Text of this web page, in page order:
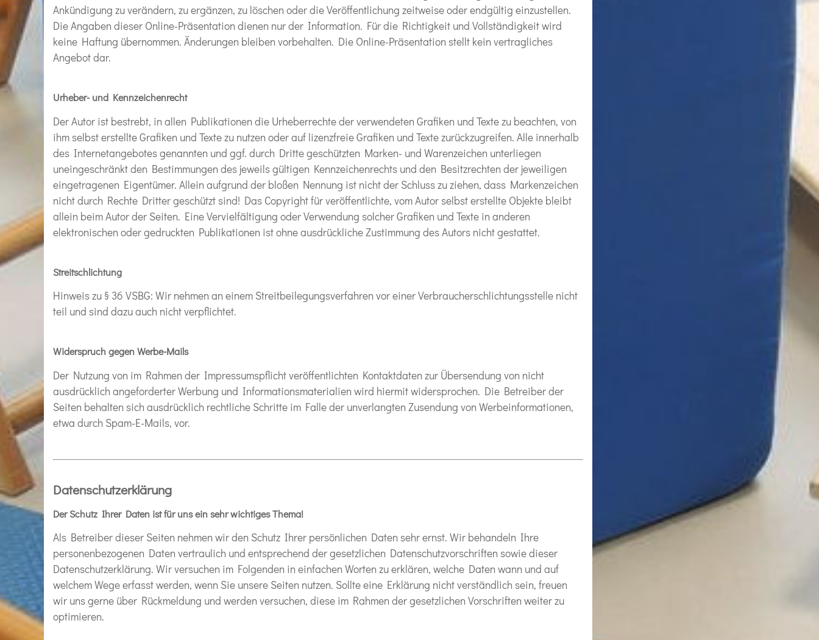
Ankündigung zu verändern, zu ergänzen, zu löschen oder die Veröffentlichung zeitweise oder endgültig einzustellen.
Die Angaben dieser Online-Präsentation dienen nur der Information. Für die Richtigkeit und Vollständigkeit wird
keine Haftung übernommen. Änderungen bleiben vorbehalten. Die Online-Präsentation stellt kein vertragliches
Angebot dar.
Urheber- und Kennzeichenrecht
Der Autor ist bestrebt, in allen Publikationen die Urheberrechte der verwendeten Grafiken und Texte zu beachten, von
ihm selbst erstellte Grafiken und Texte zu nutzen oder auf lizenzfreie Grafiken und Texte zurückzugreifen. Alle innerhalb
des Internetangebotes genannten und ggf. durch Dritte geschützten Marken- und Warenzeichen unterliegen
uneingeschränkt den Bestimmungen des jeweils gültigen Kennzeichenrechts und den Besitzrechten der jeweiligen
eingetragenen Eigentümer. Allein aufgrund der bloßen Nennung ist nicht der Schluss zu ziehen, dass Markenzeichen
nicht durch Rechte Dritter geschützt sind! Das Copyright für veröffentlichte, vom Autor selbst erstellte Objekte bleibt
allein beim Autor der Seiten. Eine Vervielfältigung oder Verwendung solcher Grafiken und Texte in anderen
elektronischen oder gedruckten Publikationen ist ohne ausdrückliche Zustimmung des Autors nicht gestattet.
Streitschlichtung
Hinweis zu § 36 VSBG: Wir nehmen an einem Streitbeilegungsverfahren vor einer Verbraucherschlichtungsstelle nicht
teil und sind dazu auch nicht verpflichtet.
Widerspruch gegen Werbe-Mails
Der Nutzung von im Rahmen der Impressumspflicht veröffentlichten Kontaktdaten zur Übersendung von nicht
ausdrücklich angeforderter Werbung und Informationsmaterialien wird hiermit widersprochen. Die Betreiber der
Seiten behalten sich ausdrücklich rechtliche Schritte im Falle der unverlangten Zusendung von Werbeinformationen,
etwa durch Spam-E-Mails, vor.
Datenschutzerklärung
Der Schutz Ihrer Daten ist für uns ein sehr wichtiges Thema!
Als Betreiber dieser Seiten nehmen wir den Schutz Ihrer persönlichen Daten sehr ernst. Wir behandeln Ihre
personenbezogenen Daten vertraulich und entsprechend der gesetzlichen Datenschutzvorschriften sowie dieser
Datenschutzerklärung. Wir versuchen im Folgenden in einfachen Worten zu erklären, welche Daten wann und auf
welchem Wege erfasst werden, wenn Sie unsere Seiten nutzen. Sollte eine Erklärung nicht verständlich sein, freuen
wir uns gerne über Rückmeldung und werden versuchen, diese im Rahmen der gesetzlichen Vorschriften weiter zu
optimieren.